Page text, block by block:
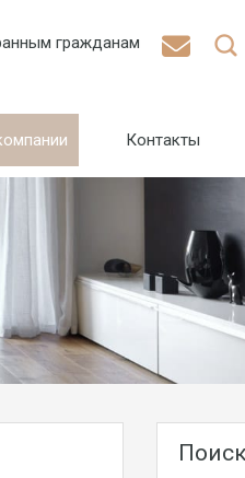
гражданам
Контакты